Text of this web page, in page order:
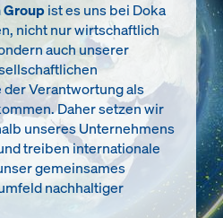
Groupist es uns bei Doka
nicht nur wirtschaftlich
auch unserer
Verantwortung als
Daher setzen wir
unseres Unternehmens
treiben internationale
gemeinsames
nachhaltiger